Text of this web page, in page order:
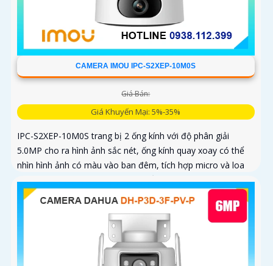
CAMERA IMOU IPC-S2XEP-10M0S
Giá Bán:
Giá Khuyến Mại: 5%-35%
IPC-S2XEP-10M0S trang bị 2 ống kính với độ phân giải
5.0MP cho ra hình ảnh sắc nét, ống kính quay xoay có thể
nhìn hình ảnh có màu vào ban đêm, tích hợp micro và loa
giúp đàm thoại 2 chiều, trang bị cổng LAN cắm mạng trực
tiếp nâng cao độ ổn định